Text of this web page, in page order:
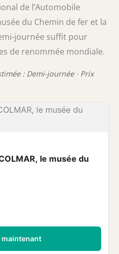
de l’Automobile
du Chemin de fer et la
journée suffit pour
de renommée mondiale.
: Demi-journée · Prix
le musée du
maintenant